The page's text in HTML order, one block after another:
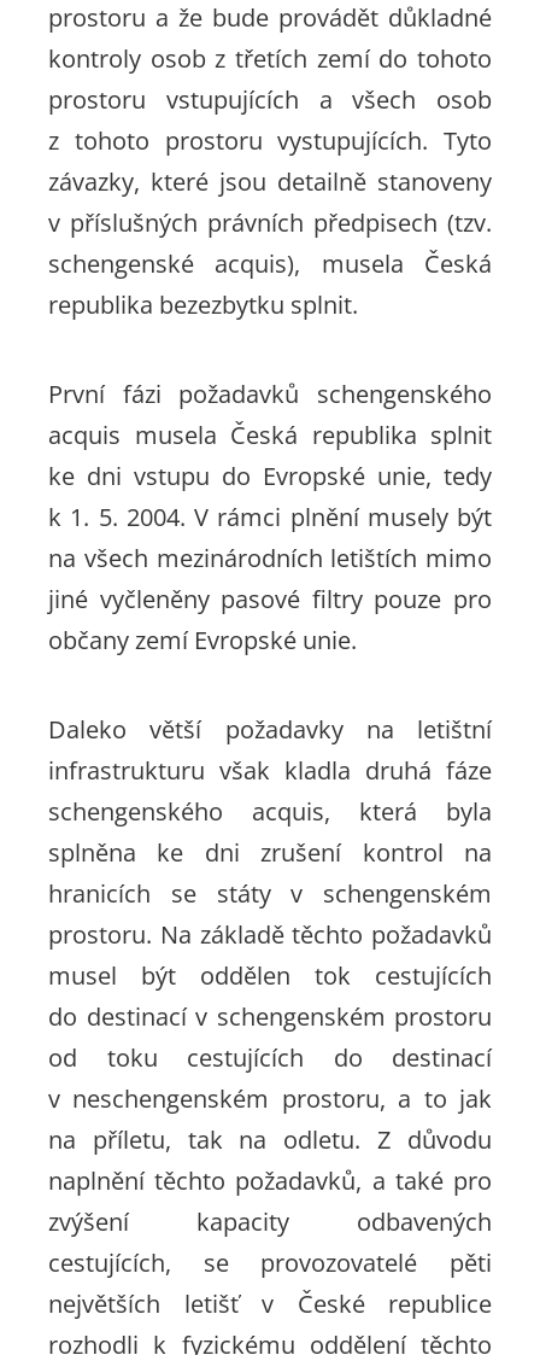
prostoru a že bude provádět důkladné
kontroly osob z třetích zemí do tohoto
prostoru vstupujících a všech osob
z tohoto prostoru vystupujících. Tyto
závazky, které jsou detailně stanoveny
v příslušných právních předpisech (tzv.
schengenské acquis), musela Česká
republika bezezbytku splnit.
První fázi požadavků schengenského
acquis musela Česká republika splnit
ke dni vstupu do Evropské unie, tedy
k 1. 5. 2004. V rámci plnění musely být
na všech mezinárodních letištích mimo
jiné vyčleněny pasové filtry pouze pro
občany zemí Evropské unie.
Daleko větší požadavky na letištní
infrastrukturu však kladla druhá fáze
schengenského acquis, která byla
splněna ke dni zrušení kontrol na
hranicích se státy v schengenském
prostoru. Na základě těchto požadavků
musel být oddělen tok cestujících
do destinací v schengenském prostoru
od toku cestujících do destinací
v neschengenském prostoru, a to jak
na příletu, tak na odletu. Z důvodu
naplnění těchto požadavků, a také pro
zvýšení kapacity odbavených
cestujících, se provozovatelé pěti
největších letišť v České republice
rozhodli k fyzickému oddělení těchto